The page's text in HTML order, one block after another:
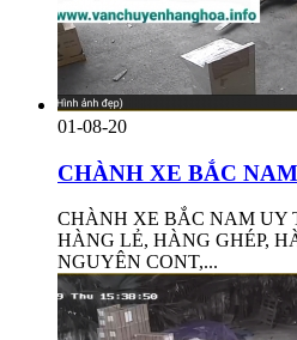
01-08-20
CHÀNH XE BẮC
CHÀNH XE BẮC NAM UY
HÀNG LẺ, HÀNG GHÉP,
NGUYÊN CONT,...